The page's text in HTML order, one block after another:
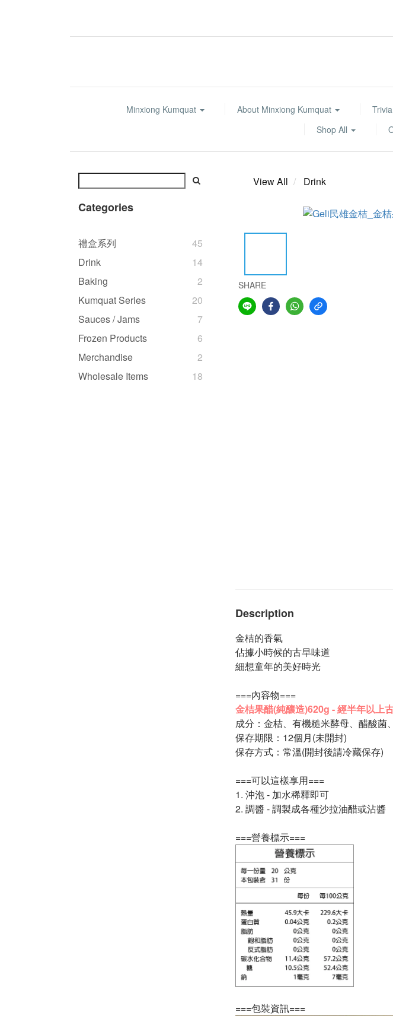
Minxiong Kumquat About Minxiong Kumquat
Shop All
Categories
禮盒系列
45
Drink
14
Baking
2
Kumquat Series
20
Sauces / Jams
7
Frozen Products
6
Merchandise
2
Wholesale Items
18
View All Drink
SHARE
Description
金桔的香氣
佔據小時候的古早味道
細想童年的美好時光
===內容物===
金桔果醋(純釀造)620g - 經半年以上
成分：金桔、有機糙米酵母、醋酸菌
保存期限：12個月(未開封)
保存方式：常溫(開封後請冷藏保存)
===可以這樣享用===
1. 沖泡 - 加水稀釋即可
2. 調醬 - 調製成各種沙拉油醋或沾醬
===營養標示===
===包裝資訊===